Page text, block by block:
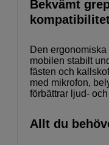
Bekvämt
Den
mobilen stabilt
fästen och
med mikrofon,
förbättrar ljud-
Allt du